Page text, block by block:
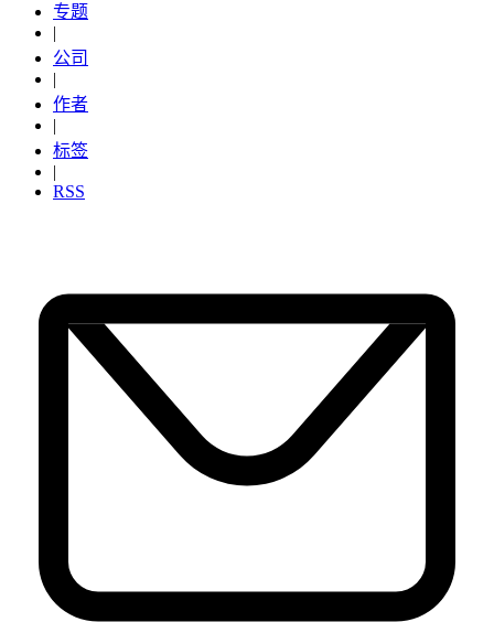
专题
|
公司
|
作者
|
标签
|
RSS